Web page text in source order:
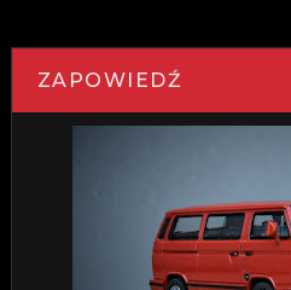
ZAPOWIEDŹ